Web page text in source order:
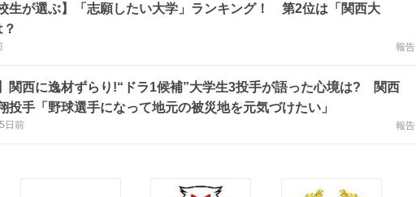
生が選ぶ】「志願したい大学」ランキング！ 第2位は「関西大
報告
関西に逸材ずらり!“ドラ1候補”大学生3投手が語った心境は? 関西
投手「野球選手になって地元の被災地を元気づけたい」
5日前 報告